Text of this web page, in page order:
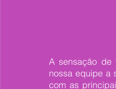
A sensação de
nossa equipe a
com as